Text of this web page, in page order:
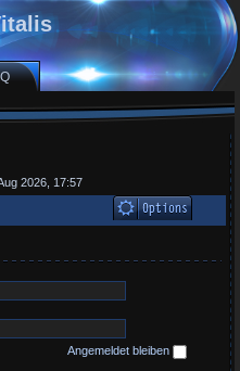
2026, 17:57
Angemeldet bleiben